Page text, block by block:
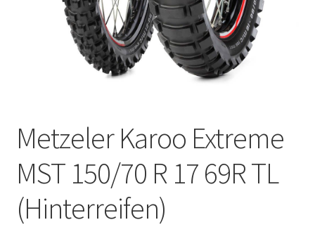
Metzeler Karoo Extreme
MST 150/70 R 17 69R TL
(Hinterreifen)